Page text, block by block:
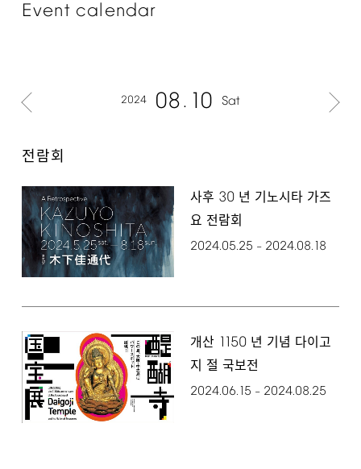
Event calendar
2024 08 10 Sat
전람회
사후 30년 기노시타 가즈
요 전람회
2024.05.25 – 2024.08.18
개산 1150년 기념 다이고
지 절 국보전
2024.06.15 – 2024.08.25